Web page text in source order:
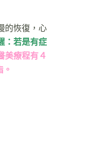
的恢復，心
：若是有症
美療程有４